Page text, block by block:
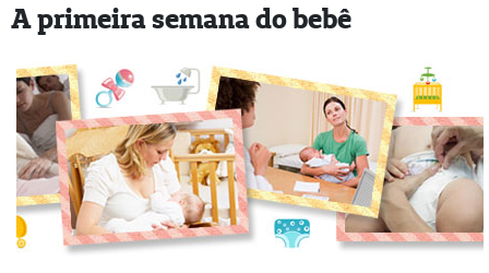
A primeira semana do bebê